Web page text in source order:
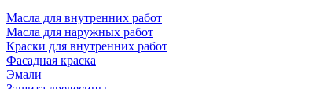
Масла для внутренних работ
Масла для наружных работ
Краски для внутренних работ
Фасадная краска
Эмали